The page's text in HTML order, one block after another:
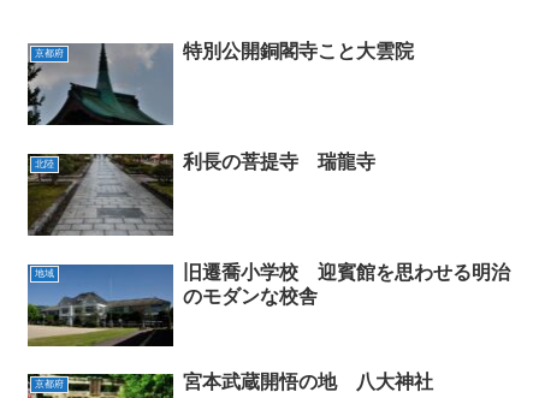
京都府 特別公開銅閣寺こと大雲院
北陸 利長の菩提寺 瑞龍寺
地域
旧遷喬小学校 迎賓館を思わせる明治
のモダンな校舎
京都府 宮本武蔵開悟の地 八大神社